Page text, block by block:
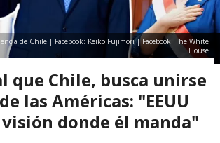
de Chile | Facebook: Keiko Fujimori | Facebook: The White
House
que Chile, busca unirse
las Américas: "EEUU
donde él manda"